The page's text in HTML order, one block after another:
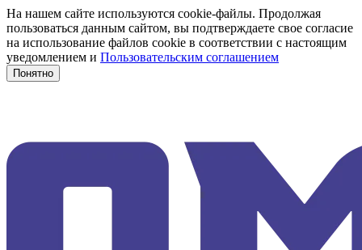
На нашем сайте используются cookie-файлы. Продолжая
пользоваться данным сайтом, вы подтверждаете свое согласие
на использование файлов cookie в соответствии с настоящим
уведомлением и Пользовательским соглашением
Понятно